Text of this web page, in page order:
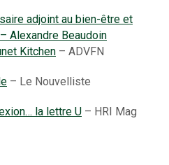
adjoint au bien-être et
Alexandre Beaudoin
Kitchen – ADVFN
– Le Nouvelliste
la lettre U – HRI Mag